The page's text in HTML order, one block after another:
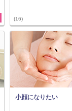
(16)
小顔になりたい